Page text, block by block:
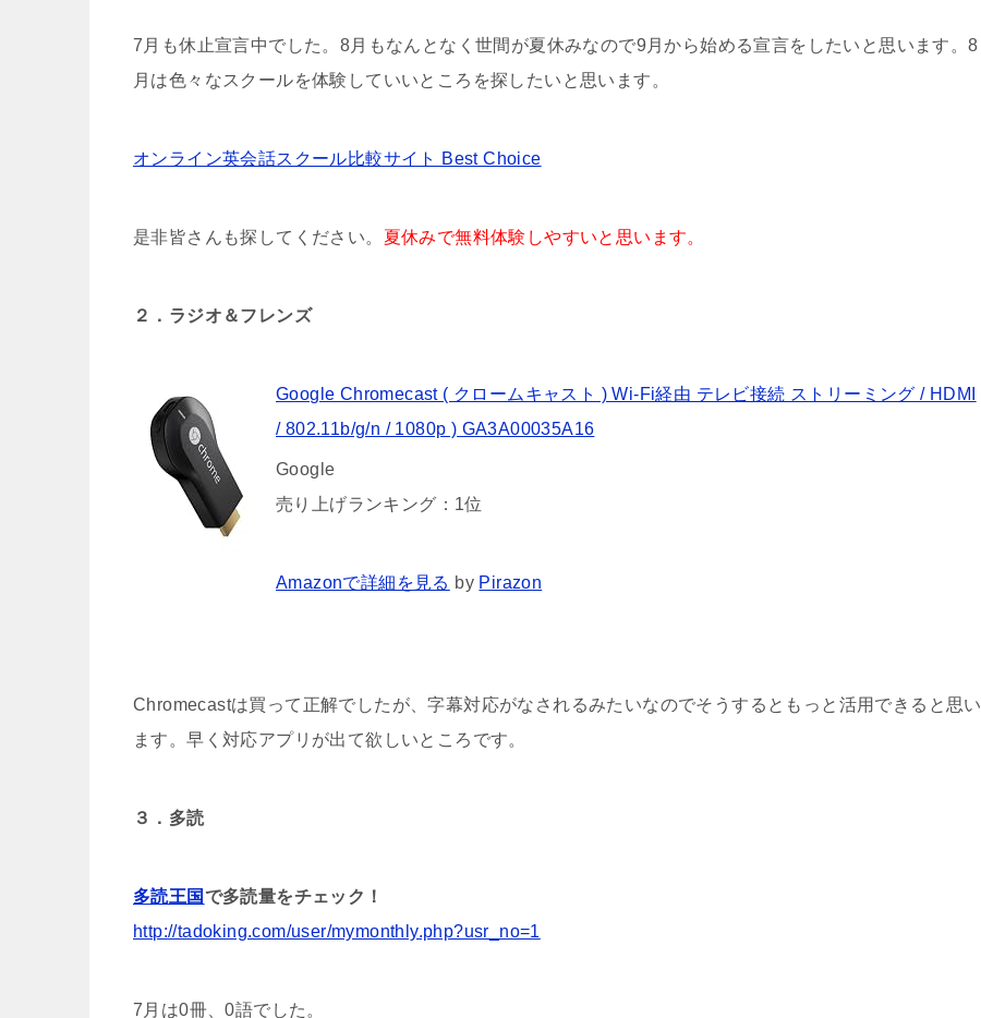
7月も休止宣言中でした。8月もなんとなく世間が夏休みなので9月から始める宣言をしたいと思います。8
月は色々なスクールを体験していいところを探したいと思います。
オンライン英会話スクール比較サイト Best Choice
是非皆さんも探してください。 夏休みで無料体験しやすいと思います。
２．ラジオ＆フレンズ
Google Chromecast ( クロームキャスト ) Wi-Fi経由 テレビ接続 ストリーミング / HDMI
/ 802.11b/g/n / 1080p ) GA3A00035A16
Google
売り上げランキング：1位
Amazonで詳細を見る by Pirazon
Chromecastは買って正解でしたが、字幕対応がなされるみたいなのでそうするともっと活用できると思い
ます。早く対応アプリが出て欲しいところです。
３．多読
多読王国で多読量をチェック！
http://tadoking.com/user/mymonthly.php?usr_no=1
7月は0冊、0語でした。